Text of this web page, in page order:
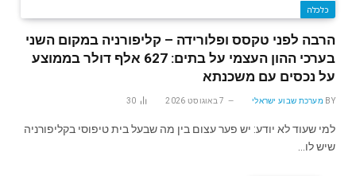
כלכלה
הרבה לפני טקסס ופלורידה – קליפורניה במקום השני
בערכי ההון העצמי על בתים: 627 אלף דולר בממוצע
על נכסים עם משכנתא
BY מערכת שבוע ישראלי 7 באוגוסט 2026 30
למי שעוד לא יודע: יש פער עצום בין מה שבעל בית טיפוסי בקליפורניה
שיש לו…